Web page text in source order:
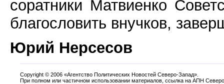
соратники Матвиенко
благословить внучков,
Юрий Нерсесов
Copyright © 2006 «Агентство Политических Новостей Северо-Запад».
При полном или частичном использовании материалов, ссылка на АПН